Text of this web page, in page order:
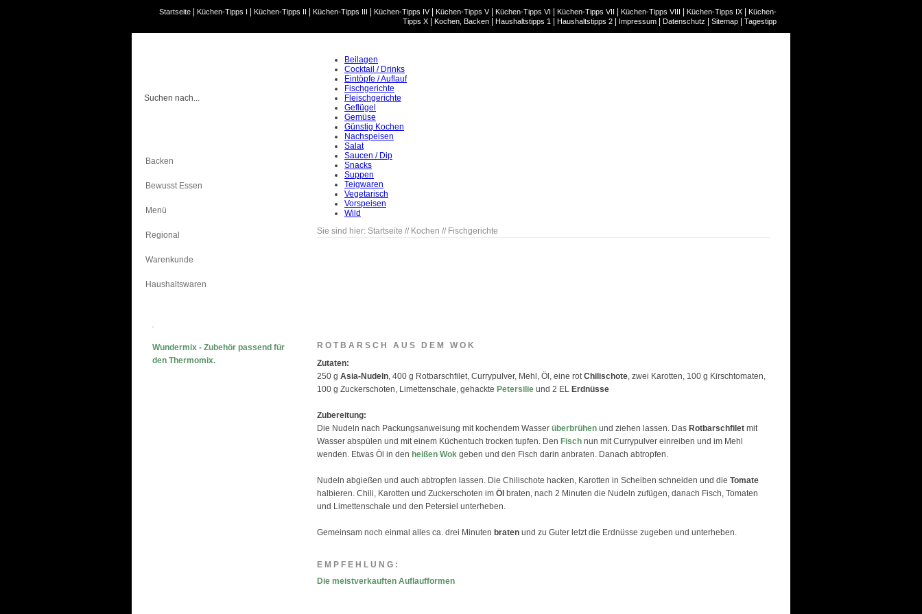
Startseite Küchen-Tipps I Küchen-Tipps II Küchen-Tipps III Küchen-Tipps IV| Küchen-Tipps V| Küchen-Tipps VI Küchen-Tipps VII Küchen-Tipps VIII Küchen-Tipps IX
Küchen-
Tipps X
Kochen, Backen Haushaltstipps 1 Haushaltstipps 2 Impressum Datenschutz Sitemap Tagestipp
Backen
Bewusst Essen
Menü
Regional
Warenkunde
Haushaltswaren
Wundermix - Zubehör passend für
den Thermomix.
Beilagen
Cocktail / Drinks
Eintöpfe / Auflauf
Fischgerichte
Fleischgerichte
Geflügel
Gemüse
Günstig Kochen
Nachspeisen
Salat
Saucen / Dip
Snacks
Suppen
Teigwaren
Vegetarisch
Vorspeisen
Wild
Sie sind hier: Startseite // Kochen // Fischgerichte
ROTBARSCH AUS DEM WOK
Zutaten:
250 g Asia-Nudeln, 400 g Rotbarschfilet, Currypulver, Mehl, Öl, eine rotChilischote, zwei Karotten, 100 g Kirschtomaten,
100 g Zuckerschoten, Limettenschale, gehackte Petersilie und 2 EL Erdnüsse
Zubereitung:
Die Nudeln nach Packungsanweisung mit kochendem Wasser überbrühen und ziehen lassen. Das Rotbarschfilet mit
Wasser abspülen und mit einem Küchentuch trocken tupfen. Den Fisch nun mit Currypulver einreiben und im Mehl
wenden. Etwas Öl in den heißen Wok geben und den Fisch darin anbraten. Danach abtropfen.
Nudeln abgießen und auch abtropfen lassen. Die Chilischote hacken, Karotten in Scheiben schneiden und die Tomate
halbieren. Chili, Karotten und Zuckerschoten im Öl braten, nach 2 Minuten die Nudeln zufügen, danach Fisch, Tomaten
und Limettenschale und den Petersiel unterheben.
Gemeinsam noch einmal alles ca. drei Minuten braten und zu Guter letzt die Erdnüsse zugeben und unterheben.
EMPFEHLUNG:
Die meistverkauften Auflaufformen